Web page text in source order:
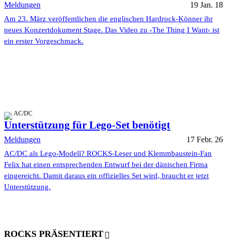
Meldungen 19 Jan. 18
Am 23. März veröffentlichen die englischen Hardrock-Könner ihr
neues Konzertdokument Stage. Das Video zu ›The Thing I Want‹ ist
ein erster Vorgeschmack.
AC/DC
Unterstützung für Lego-Set benötigt
Meldungen 17 Febr. 26
AC/DC als Lego-Modell? ROCKS-Leser und Klemmbaustein-Fan
Felix hat einen entsprechenden Entwurf bei der dänischen Firma
eingereicht. Damit daraus ein offizielles Set wird, braucht er jetzt
Unterstützung.
ROCKS PRÄSENTIERT